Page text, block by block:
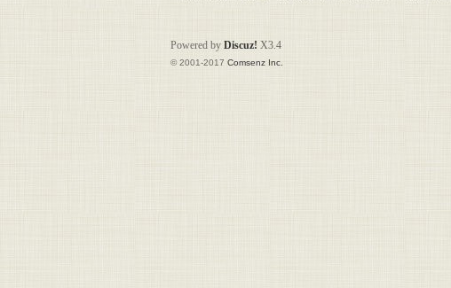
Powered by Discuz! X3.4
© 2001-2017 Comsenz Inc.